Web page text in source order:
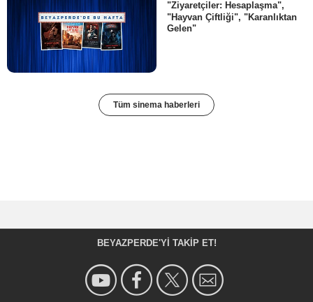
"Ziyaretçiler: Hesaplaşma",
"Hayvan Çiftliği", "Karanlıktan
Gelen"
Tüm sinema haberleri
BEYAZPERDE'YI TAKIP ET!